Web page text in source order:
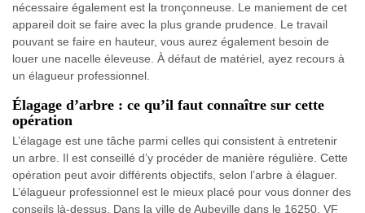
nécessaire également est la tronçonneuse. Le maniement de cet
appareil doit se faire avec la plus grande prudence. Le travail
pouvant se faire en hauteur, vous aurez également besoin de
louer une nacelle éleveuse. À défaut de matériel, ayez recours à
un élagueur professionnel.
Élagage d’arbre : ce qu’il faut connaître sur cette
opération
L’élagage est une tâche parmi celles qui consistent à entretenir
un arbre. Il est conseillé d’y procéder de manière régulière. Cette
opération peut avoir différents objectifs, selon l’arbre à élaguer.
L’élagueur professionnel est le mieux placé pour vous donner des
conseils là-dessus. Dans la ville de Aubeville dans le 16250, VF